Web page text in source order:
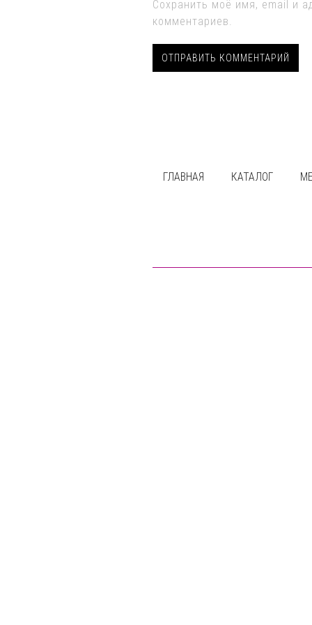
Сохранить моё имя, email и
комментариев.
ГЛАВНАЯ КАТАЛОГ